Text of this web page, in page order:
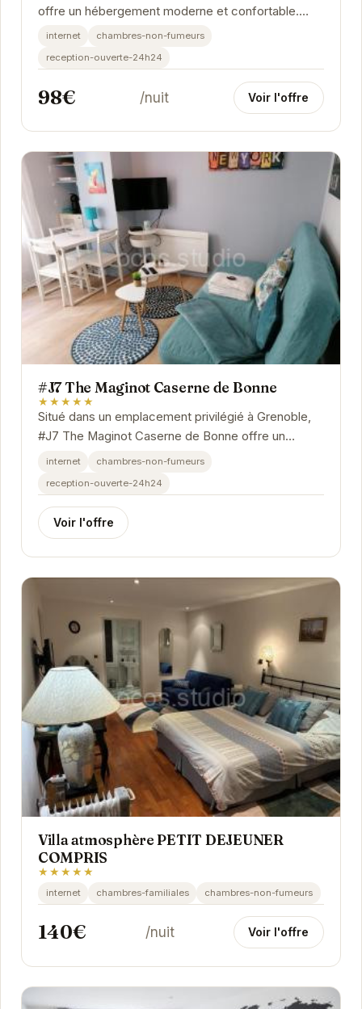
offre un hébergement moderne et confortable.
Idéal pour les voyageurs d'affaires et les
internet
chambres-non-fumeurs
reception-ouverte-24h24
98€ /nuit Voir l'offre
#J7 The Maginot Caserne de Bonne
★★★★★
Situé dans un emplacement privilégié à Grenoble,
#J7 The Maginot Caserne de Bonne offre un
hébergement confortable et élégant. Avec un
internet
chambres-non-fumeurs
reception-ouverte-24h24
Voir l'offre
Villa atmosphère PETIT DEJEUNER
COMPRIS
★★★★★
internet chambres-familiales chambres-non-fumeurs
140€ /nuit Voir l'offre